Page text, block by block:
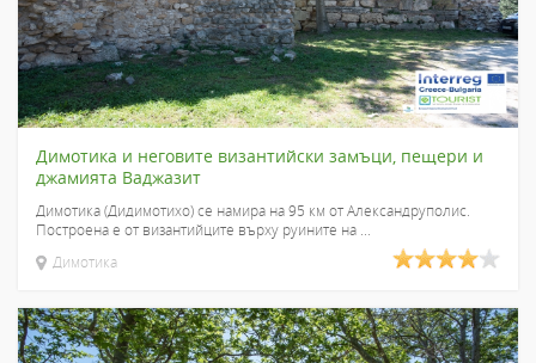
Димотика и неговите византийски замъци, пещери и
джамията Ваджазит
Димотика (Дидимотихо) се намира на 95 км от Александруполис.
Построена е от византийците върху руините на ...
Димотика